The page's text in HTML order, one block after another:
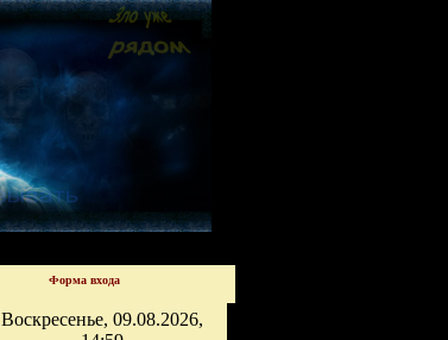
Форма входа
Воскресенье, 09.08.2026,